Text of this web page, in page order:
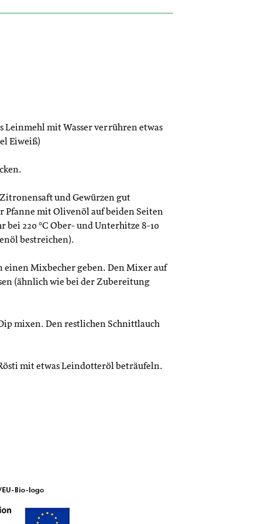
Leinmehl mit Wasser verrühren etwas
Eiweiß)
und Gewürzen gut
mit Olivenöl auf beiden Seiten
220 °C Ober- und Unterhitze 8-10
bestreichen).
einen Mixbecher geben. Den Mixer auf
(ähnlich wie bei der Zubereitung
mixen. Den restlichen Schnittlauch
mit etwas Leindotteröl beträufeln.